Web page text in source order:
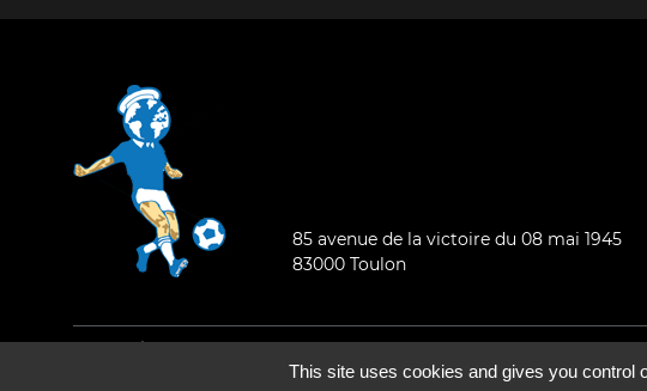
85 avenue de la victoire du 08 mai 1945
83000 Toulon
Mentions légales-Qui sommes-nous ?
©2026 - Tous droits réservés - Conception :epartenair e
This site uses cookies and gives you control